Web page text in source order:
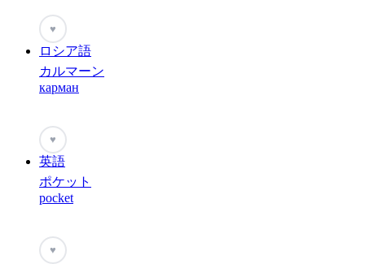
♥
ロシア語
カルマーン
карман
♥
英語
ポケット
pocket
♥